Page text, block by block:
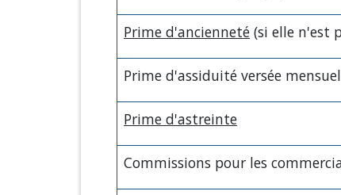
Prime d'ancienneté (si elle n'est
Prime d'assiduité versée
Prime d'astreinte
Commissions pour les